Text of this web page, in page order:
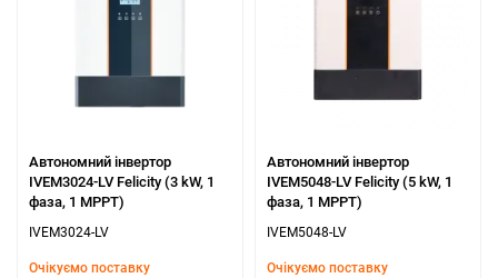
Автономний інвертор
IVEM3024-LV Felicity (3 kW, 1
фаза, 1 MPPT)
IVEM3024-LV
Очікуємо поставку
Автономний інвертор
IVEM5048-LV Felicity (5 kW, 1
фаза, 1 MPPT)
IVEM5048-LV
Очікуємо поставку